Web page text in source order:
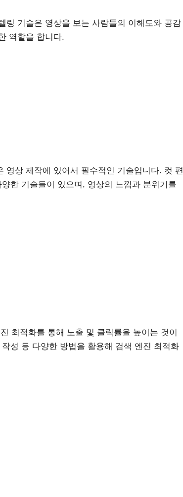
링 기술은 영상을 보는 사람들의 이해도와 공감
역할을 합니다.
영상 제작에 있어서 필수적인 기술입니다. 컷 편
한 기술들이 있으며, 영상의 느낌과 분위기를
최적화를 통해 노출 및 클릭률을 높이는 것이
성 등 다양한 방법을 활용해 검색 엔진 최적화